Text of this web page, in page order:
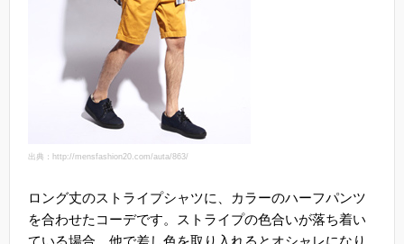
出典：http://mensfashion20.com/auta/863/
ロング丈のストライプシャツに、カラーのハーフパンツ
を合わせたコーデです。ストライプの色合いが落ち着い
ている場合、他で差し色を取り入れるとオシャレになり